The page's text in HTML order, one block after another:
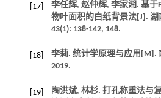
[17]
李任辉, 赵仲辉, 李家湘. 基
物叶面积的白纸背景法[J]. 湖
43(1): 138-142, 148.
[18] 李莉. 统计学原理与应用 [M].
2019.
[19]
陶洪斌, 林杉. 打孔称重法与